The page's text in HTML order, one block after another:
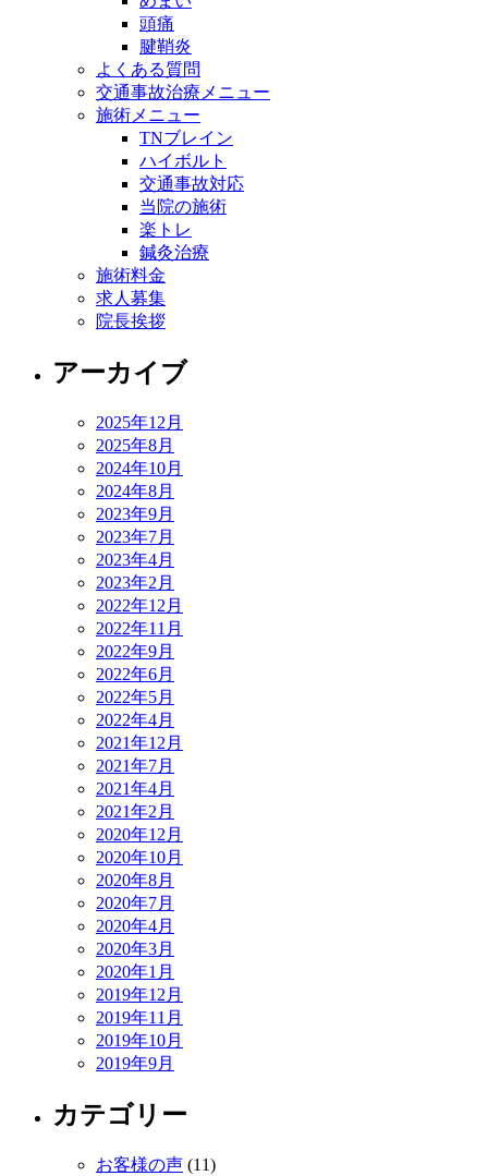
頭痛
腱鞘炎
よくある質問
交通事故治療メニュー
施術メニュー
TNブレイン
ハイボルト
交通事故対応
当院の施術
楽トレ
鍼灸治療
施術料金
求人募集
院長挨拶
アーカイブ
2025年12月
2025年8月
2024年10月
2024年8月
2023年9月
2023年7月
2023年4月
2023年2月
2022年12月
2022年11月
2022年9月
2022年6月
2022年5月
2022年4月
2021年12月
2021年7月
2021年4月
2021年2月
2020年12月
2020年10月
2020年8月
2020年7月
2020年4月
2020年3月
2020年1月
2019年12月
2019年11月
2019年10月
2019年9月
カテゴリー
お客様の声 (11)